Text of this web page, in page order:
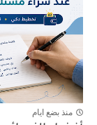
منذ بضع ايام